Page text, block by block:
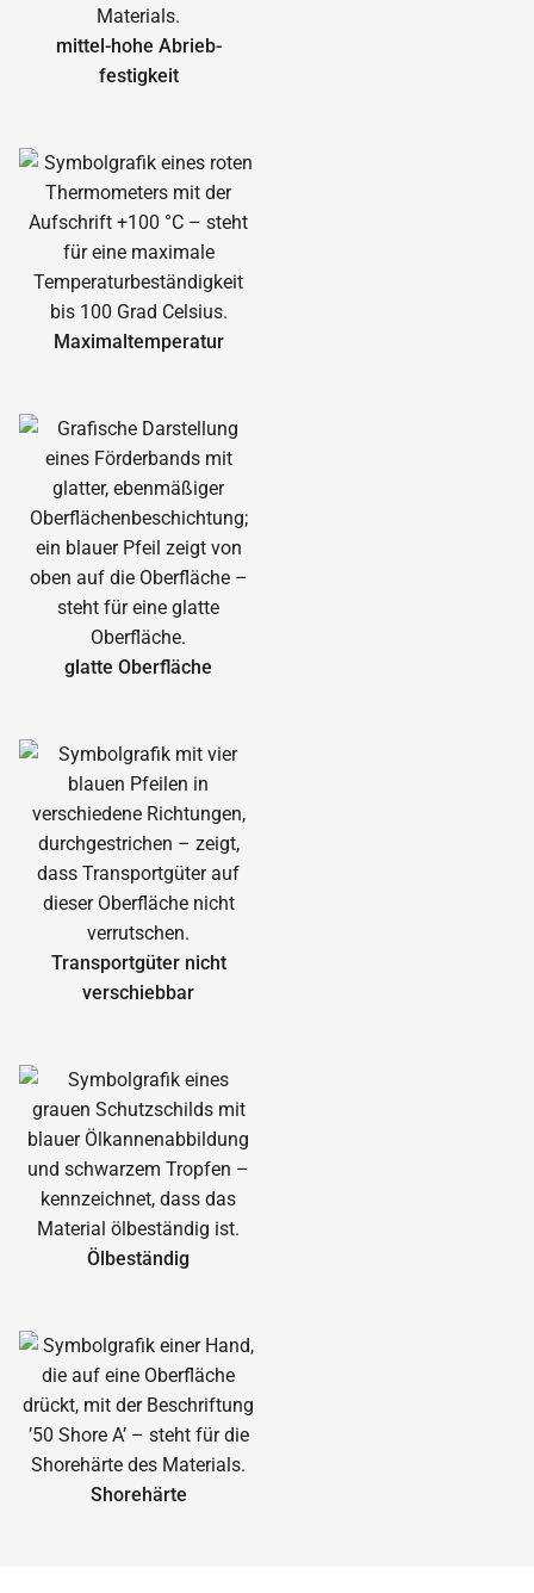
mittel-hohe Abrieb­
festigkeit
Maximal­temperatur
glatte Oberfläche
Transportgüter nicht
verschiebbar
Ölbeständig
Shorehärte